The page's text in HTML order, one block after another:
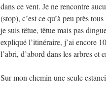
dans ce vent. Je ne rencontre
(stop), c’est ce qu’à peu près
je suis têtue, têtue mais pas
expliqué l’itinéraire, j’ai encore
l’abri, d’abord dans les arbres
Sur mon chemin une seule